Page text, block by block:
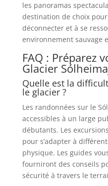
les panoramas
destination de choix
déconnecter et à se
environnement sauvage
FAQ : Préparez
Glacier
Quelle est la
le glacier ?
Les randonnées sur le
accessibles à un large
débutants. Les
pour s’adapter à
physique. Les guides
fourniront des conseils
sécurité à travers le